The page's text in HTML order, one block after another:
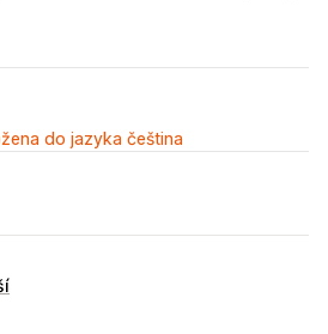
do jazyka čeština